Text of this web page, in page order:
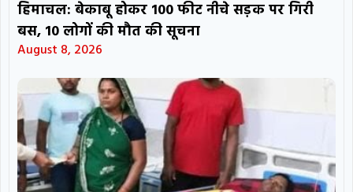
हिमाचल: बेकाबू होकर 100 फीट नीचे सड़क पर गिरी
बस, 10 लोगों की मौत की सूचना
August 8, 2026